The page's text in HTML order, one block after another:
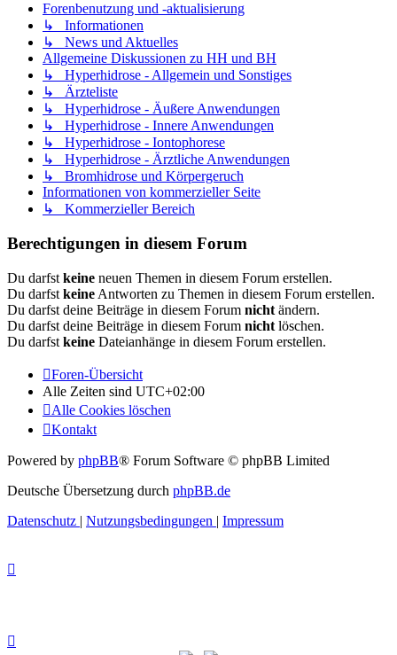
Forenbenutzung und -aktualisierung
↳ Informationen
↳ News und Aktuelles
Allgemeine Diskussionen zu HH und BH
↳ Hyperhidrose - Allgemein und Sonstiges
↳ Ärzteliste
↳ Hyperhidrose - Äußere Anwendungen
↳ Hyperhidrose - Innere Anwendungen
↳ Hyperhidrose - Iontophorese
↳ Hyperhidrose - Ärztliche Anwendungen
↳ Bromhidrose und Körpergeruch
Informationen von kommerzieller Seite
↳ Kommerzieller Bereich
Berechtigungen in diesem Forum
Du darfst keine neuen Themen in diesem Forum erstellen.
Du darfst keine Antworten zu Themen in diesem Forum erstellen.
Du darfst deine Beiträge in diesem Forum nicht ändern.
Du darfst deine Beiträge in diesem Forum nicht löschen.
Du darfst keine Dateianhänge in diesem Forum erstellen.
Foren-Übersicht
Alle Zeiten sind UTC+02:00
Alle Cookies löschen
Kontakt
Powered by phpBB® Forum Software © phpBB Limited
Deutsche Übersetzung durch phpBB.de
Datenschutz | Nutzungsbedingungen | Impressum